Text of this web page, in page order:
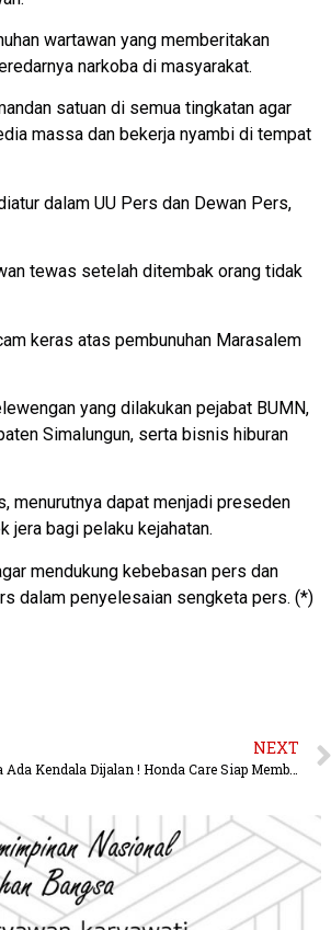
wartawan yang memberitakan
narkoba di masyarakat.
satuan di semua tingkatan agar
massa dan bekerja nyambi di tempat
dalam UU Pers dan Dewan Pers,
tewas setelah ditembak orang tidak
keras atas pembunuhan Marasalem
yang dilakukan pejabat BUMN,
Simalungun, serta bisnis hiburan
menurutnya dapat menjadi preseden
jera bagi pelaku kejahatan.
mendukung kebebasan pers dan
dalam penyelesaian sengketa pers. (*)
NEXT